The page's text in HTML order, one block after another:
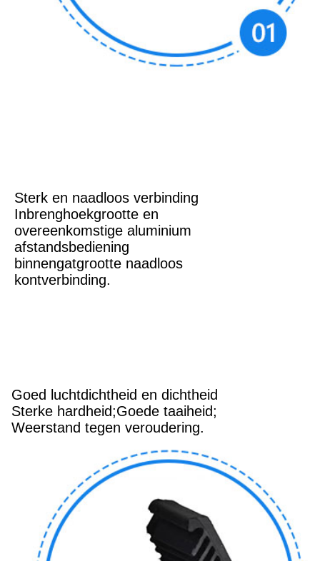
Sterk en naadloos verbinding
Inbrenghoekgrootte en
overeenkomstige aluminium
afstandsbediening
binnengatgrootte naadloos
kontverbinding.
Goed luchtdichtheid en dichtheid
Sterke hardheid;Goede taaiheid;
Weerstand tegen veroudering.